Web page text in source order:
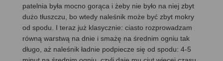
patelnia była mocno gorąca i żeby nie było na niej zbyt
dużo tłuszczu, bo wtedy naleśnik może być zbyt mokry
od spodu. I teraz już klasycznie: ciasto rozprowadzam
równą warstwą na dnie i smażę na średnim ogniu tak
długo, aż naleśnik ładnie podpiecze się od spodu: 4-5